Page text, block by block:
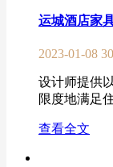
运城酒店家
2023-01-08
设计师提供
限度地满足
查看全文